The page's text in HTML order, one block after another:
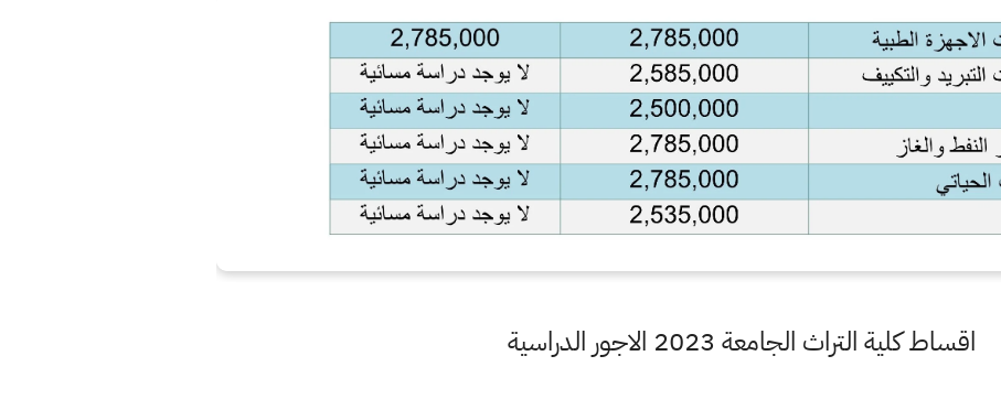
اقساط كلية التراث الجامعة 2023 الاجور الدراسية